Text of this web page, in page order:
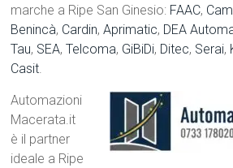
marche a Ripe San Ginesio: FAAC,
Benincà, Cardin,Aprimatic, DEA
Tau, SEA,Telcoma, GiBiDi, Ditec, Serai,
Casit.
Automazioni
Macerata.it
è il partner
ideale a Ripe